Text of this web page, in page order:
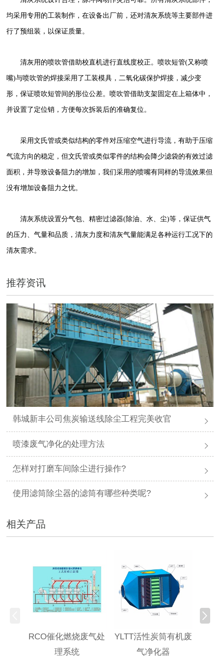
均采用专用的工装制作，在设备出厂前，还对清灰系统等主要部件进
行了预组装，以保证质量。
清灰用的喷吹管借助校直机进行直线度校正。喷吹短管(又称喷
嘴)与喷吹管的焊接采用了工装模具，二氧化碳保护焊接，减少变
形，保证喷吹短管间的形位公差。喷吹管借助支架固定在上箱体中，
并设置了定位销，方便每次拆装后的准确复位。
采用文氏管或类似结构的零件对压缩空气进行导流，有助于压缩
气流方向的稳定，但文氏管或类似零件的结构会降少滤袋的有效过滤
面积，并导致设备阻力的增加，我们采用的喷嘴有同样的导流效果但
没有增加设备阻力之忧。
清灰系统设置分气包、精密过滤器(除油、水、尘)等，保证供气
的压力、气量和品质，清灰力度和清灰气量能满足各种运行工况下的
清灰需求。
推荐资讯
韩城新丰公司焦炭输送线除尘工程完美收官
喷漆废气净化的处理方法
怎样对打磨车间除尘进行操作?
使用滤筒除尘器的滤筒有哪些种类呢?
相关产品
RCO催化燃烧废气处
理系统
YLTT活性炭筒有机废
气净化器